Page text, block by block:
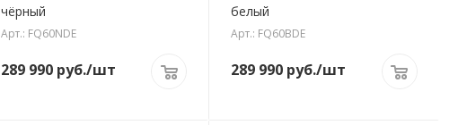
чёрный
Арт.: FQ60NDE
289 990руб./шт
белый
Арт.: FQ60BDE
289 990 руб./шт